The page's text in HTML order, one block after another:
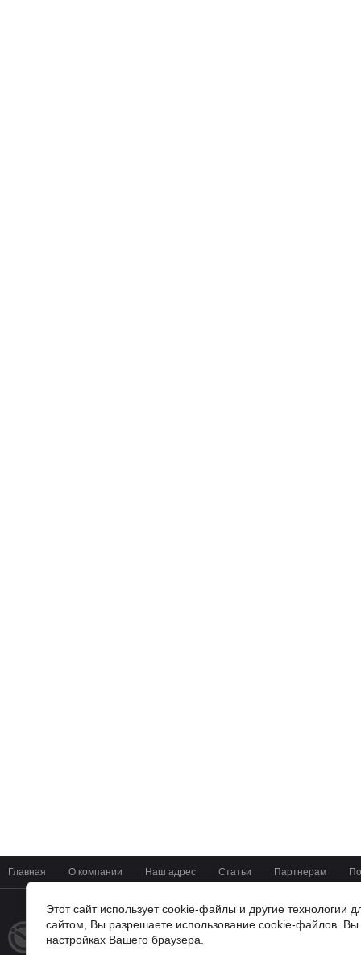
Главная О компании Наш адрес Статьи Партнерам
© 2014 - 2026
Мир Цифровых Систем
+7(4722) 37-42-01
Этот сайт использует cookie-файлы и другие технологии
сайтом, Вы разрешаете использование cookie-файлов.
настройках Вашего браузера.